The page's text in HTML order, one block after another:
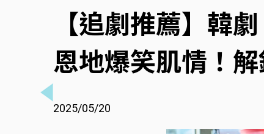
【追劇推薦】韓
恩地爆笑肌情！
2025/05/20